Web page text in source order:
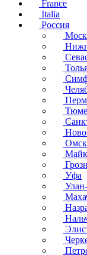
France
Italia
Россия
Омск
Уфа